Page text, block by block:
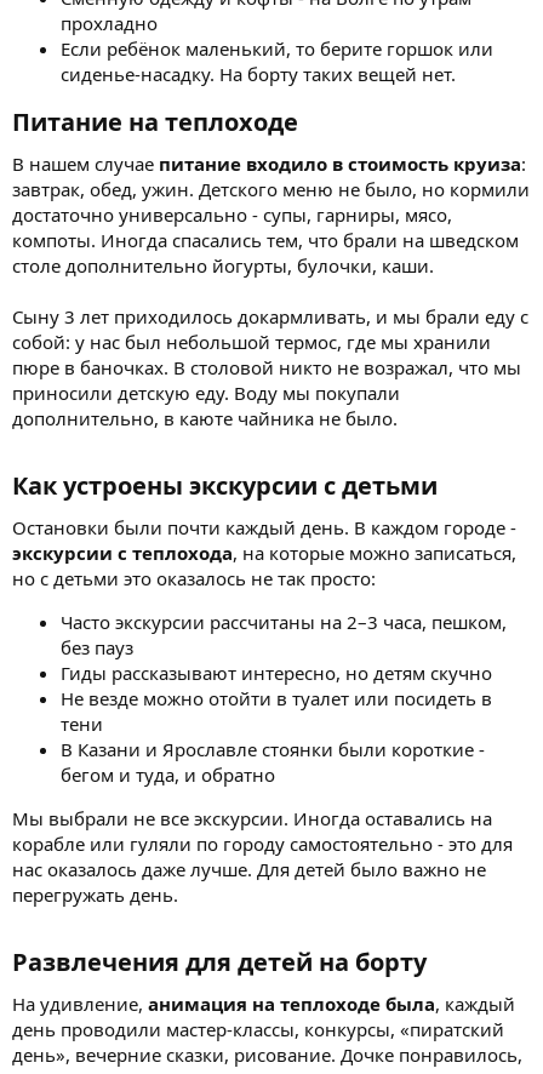
прохладно
Если ребёнок маленький, то берите горшок или
сиденье-насадку. На борту таких вещей нет.
Питание на теплоходе​
В нашем случае питание входило в стоимость круиза:
завтрак, обед, ужин. Детского меню не было, но кормили
достаточно универсально - супы, гарниры, мясо,
компоты. Иногда спасались тем, что брали на шведском
столе дополнительно йогурты, булочки, каши.
Сыну 3 лет приходилось докармливать, и мы брали еду с
собой: у нас был небольшой термос, где мы хранили
пюре в баночках. В столовой никто не возражал, что мы
приносили детскую еду. Воду мы покупали
дополнительно, в каюте чайника не было.
Как устроены экскурсии с детьми​
Остановки были почти каждый день. В каждом городе -
экскурсии с теплохода, на которые можно записаться,
но с детьми это оказалось не так просто:
Часто экскурсии рассчитаны на 2–3 часа, пешком,
без пауз
Гиды рассказывают интересно, но детям скучно
Не везде можно отойти в туалет или посидеть в
тени
В Казани и Ярославле стоянки были короткие -
бегом и туда, и обратно
Мы выбрали не все экскурсии. Иногда оставались на
корабле или гуляли по городу самостоятельно - это для
нас оказалось даже лучше. Для детей было важно не
перегружать день.
Развлечения для детей на борту​
На удивление, анимация на теплоходе была, каждый
день проводили мастер-классы, конкурсы, «пиратский
день», вечерние сказки, рисование. Дочке понравилось,